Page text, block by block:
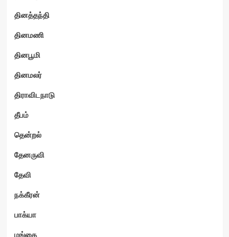
தினத்தந்தி
தினமணி
தினபூமி
தினமலர்
திராவிடநாடு
தீபம்
தென்றல்
தேனருவி
தேவி
நக்கீரன்
பாக்யா
மங்கை